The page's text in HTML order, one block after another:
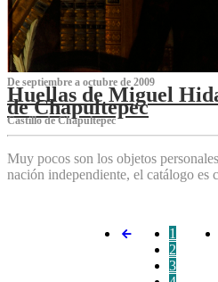
De septiembre a octubre de 2009
Huellas de Miguel
de Chapultepec
Castillo de Chapultepec
Muy pocos son los objetos
nación independiente, el catálogo
1
2
3